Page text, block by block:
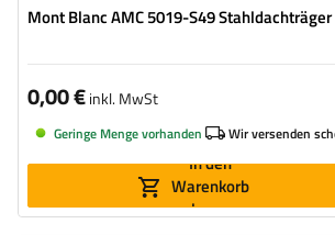
Mont Blanc AMC 5019-S49 Stahldachträger
0,00 €inkl. MwSt
Geringe Menge vorhanden Wir versenden
In den
Warenkorb
legen